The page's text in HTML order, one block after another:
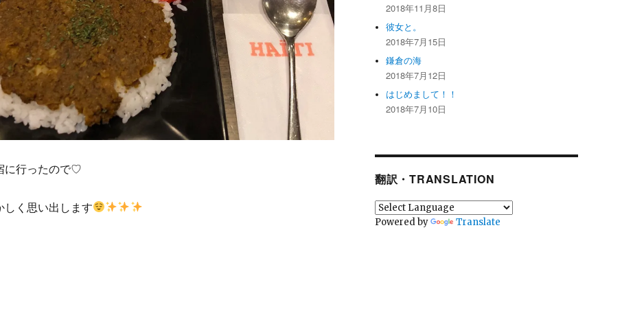
に行ったので♡
しく思い出します
2018年11月8日
彼女と。
2018年7月15日
鎌倉の海
2018年7月12日
はじめまして！！
2018年7月10日
翻訳・TRANSLATION
Powered by Translate